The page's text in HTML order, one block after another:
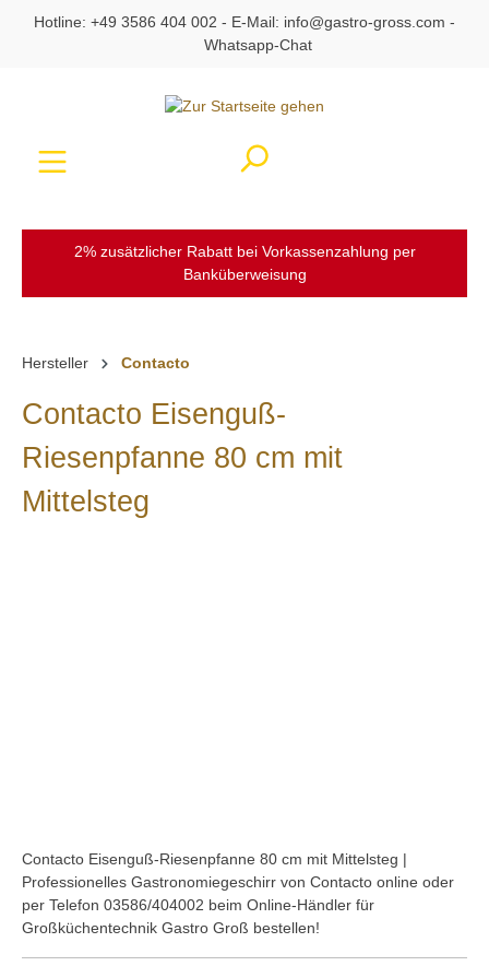
springen
Hotline: +49 3586 404 002 - E-Mail: info@gastro-gross.com -
Whatsapp-Chat
2% zusätzlicher Rabatt bei Vorkassenzahlung per
Banküberweisung
Hersteller Contacto
Contacto Eisenguß-
Riesenpfanne 80 cm mit
Mittelsteg
Contacto Eisenguß-Riesenpfanne 80 cm mit Mittelsteg |
Professionelles Gastronomiegeschirr von Contacto online oder
per Telefon 03586/404002 beim Online-Händler für
Großküchentechnik Gastro Groß bestellen!